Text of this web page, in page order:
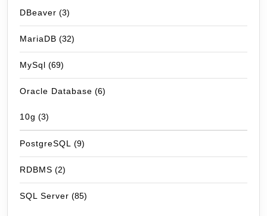
DBeaver (3)
MariaDB (32)
MySql (69)
Oracle Database (6)
10g (3)
PostgreSQL (9)
RDBMS (2)
SQL Server (85)